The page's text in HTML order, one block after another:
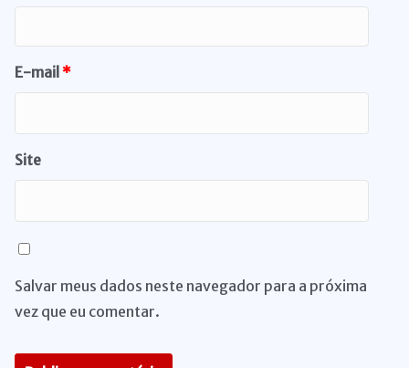
E-mail *
Site
Salvar meus dados neste navegador para a próxima
vez que eu comentar.